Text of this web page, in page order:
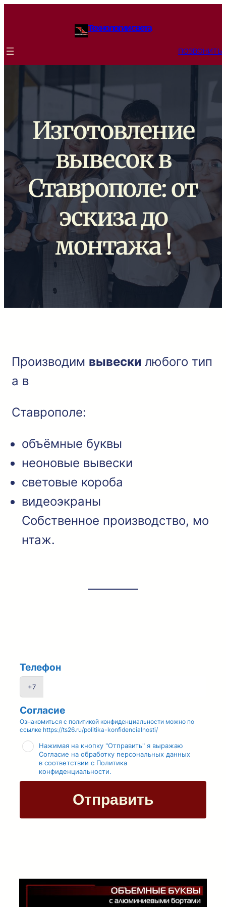
Технологии света
ПОЗВОНИТЬ
Изготовление
вывесок в
Ставрополе: от
эскиза до
монтажа !
Производим вывески любого тип
а в
Ставрополе:
объёмные буквы
неоновые вывески
световые короба
видеоэкраны
Собственное производство, мо
нтаж.
L
a
v
e
h
s
e
Телефон
+7
Согласие
Ознакомиться с политикой конфиденциальности можно по
ссылке https://ts26.ru/politika-konfidencialnosti/
Нажимая на кнопку "Отправить" я выражаю
Согласие на обработку персональных данных
в соответствии с Политика
конфиденциальности.
Отправить